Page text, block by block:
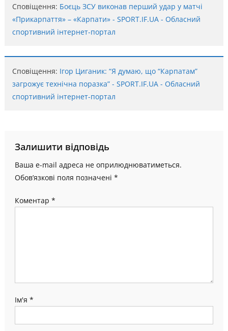
Сповіщення: Боєць ЗСУ виконав перший удар у матчі
«Прикарпаття» – «Карпати» - SPORT.IF.UA - Обласний
спортивний інтернет-портал
Сповіщення: Ігор Циганик: “Я думаю, що “Карпатам”
загрожує технічна поразка” - SPORT.IF.UA - Обласний
спортивний інтернет-портал
Залишити відповідь
Ваша e-mail адреса не оприлюднюватиметься.
Обов’язкові поля позначені *
Коментар *
Ім'я *